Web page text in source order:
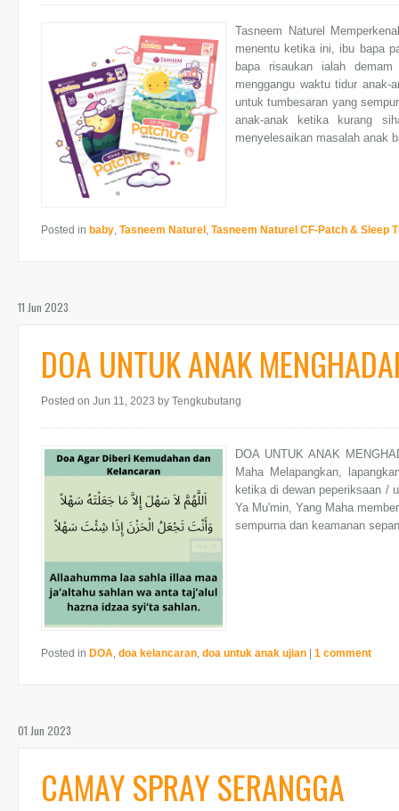
Tasneem Naturel
menentu ketika ini, ibu bapa
bapa risaukan ialah
menggangu waktu tidur anak-
untuk tumbesaran yang
anak-anak ketika kurang
menyelesaikan masalah anak
Posted in baby, Tasneem Naturel , Tasneem Naturel CF-Patch & Sleep
11 Jun 2023
DOA UNTUK ANAK
Posted on Jun 11, 2023 by Tengkubutang
DOA UNTUK ANAK
Maha Melapangkan,
ketika di dewan peperiksaan /
Ya Mu'min, Yang Maha
sempurna dan keamanan
Posted in DOA, doa kelancaran, doa untuk anak ujian 1 comment
01 Jun 2023
CAMAY SPRAY SERANGGA